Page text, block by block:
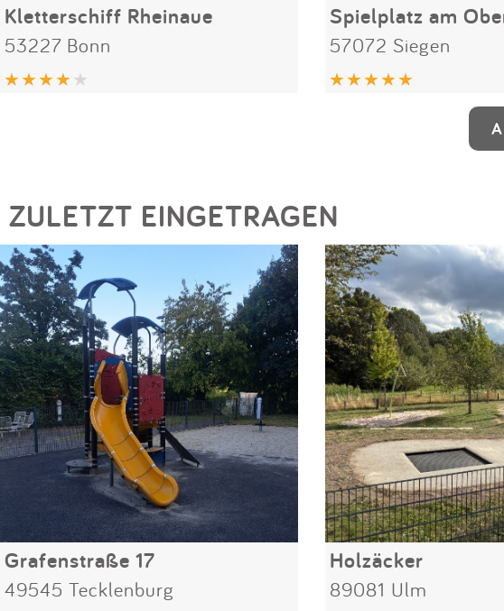
Kletterschiff Rheinaue
53227 Bonn
Spielplatz am
57072 Siegen
ZULETZT EINGETRAGEN
Grafenstraße 17
49545 Tecklenburg
Holzäcker
89081 Ulm